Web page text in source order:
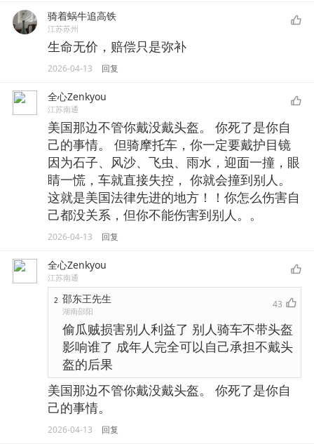
骑着蜗牛追高铁
江苏苏州
生命无价，赔偿只是弥补
2026-04-13 回复
全心Zenkyou
江苏南通
美国那边不管你戴没戴头盔。 你死了是你自
己的事情。 但骑摩托车，你一定要戴护目镜
因为石子、风沙、飞虫、雨水，迎面一撞，眼
睛一慌，车就直接失控， 你就会撞到别人。
这就是美国法律先进的地方！！你怎么伤害自
己都没关系，但你不能伤害到别人。。
2026-04-13 回复
全心Zenkyou
江苏南通
2 邵东王先生
湖南邵阳
43
偷瓜贼损害别人利益了 别人骑车不带头盔
影响谁了 成年人完全可以自己承担不戴头
盔的后果
美国那边不管你戴没戴头盔。 你死了是你自
己的事情。
2026-04-13 回复